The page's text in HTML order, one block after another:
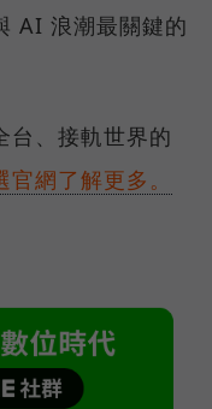
AI 浪潮最關鍵的
台、接軌世界的
官網了解更多。